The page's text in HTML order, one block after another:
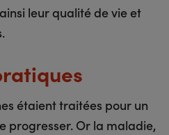
leur qualité de vie et
étaient traitées pour un
progresser. Or la maladie,